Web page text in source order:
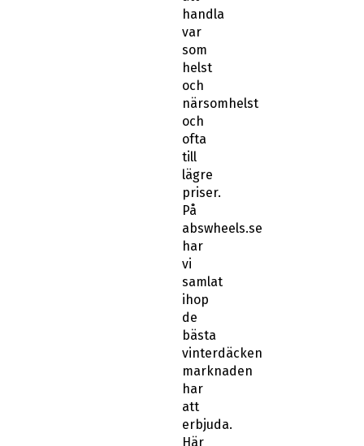
handla
var
som
helst
och
närsomhelst
och
ofta
till
lägre
priser.
På
abswheels.se
har
vi
samlat
ihop
de
bästa
vinterdäcken
marknaden
har
att
erbjuda.
Här